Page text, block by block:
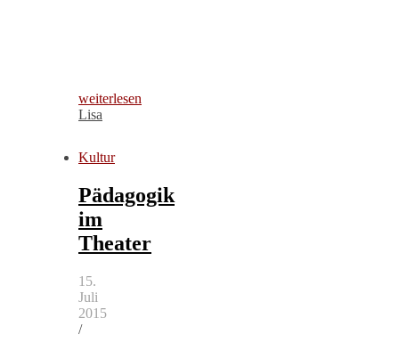
weiterlesen
Lisa
Kultur
Pädagogik
im
Theater
15.
Juli
2015
/